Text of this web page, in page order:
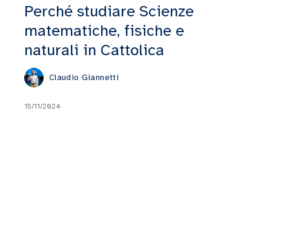
Perché studiare Scienze
matematiche, fisiche e
naturali in Cattolica
Claudio Giannetti
15/11/2024